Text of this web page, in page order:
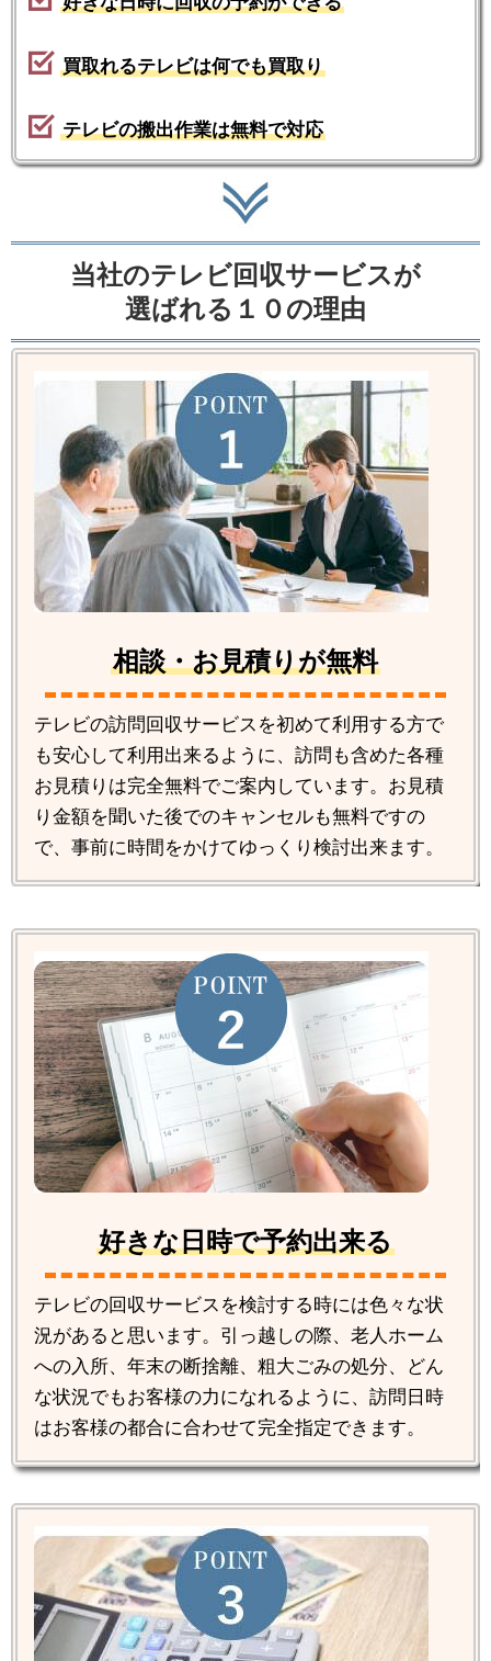
買取れるテレビは何でも買取り
テレビの搬出作業は無料で対応
当社のテレビ回収サービスが
選ばれる１０の理由
相談・お見積りが無料
テレビの訪問回収サービスを初めて利用する方で
も安心して利用出来るように、訪問も含めた各種
お見積りは完全無料でご案内しています。お見積
り金額を聞いた後でのキャンセルも無料ですの
で、事前に時間をかけてゆっくり検討出来ます。
好きな日時で予約出来る
テレビの回収サービスを検討する時には色々な状
況があると思います。引っ越しの際、老人ホーム
への入所、年末の断捨離、粗大ごみの処分、どん
な状況でもお客様の力になれるように、訪問日時
はお客様の都合に合わせて完全指定できます。